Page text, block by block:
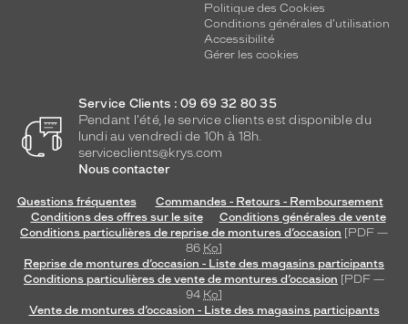
Politique des Cookies
Conditions générales d'utilisation
Accessibilité
Gérer les cookies
Service Clients : 09 69 32 80 35
Pendant l'été, le service clients est disponible du
lundi au vendredi de 10h à 18h.
serviceclients@krys.com
Nous contacter
Questions fréquentes
Commandes - Retours - Remboursement
Conditions des offres sur le site
Conditions générales de vente
Conditions particulières de reprise de montures d’occasion [PDF —
86 Ko]
Reprise de montures d’occasion - Liste des magasins participants
Conditions particulières de vente de montures d’occasion [PDF —
94 Ko]
Vente de montures d’occasion - Liste des magasins participants